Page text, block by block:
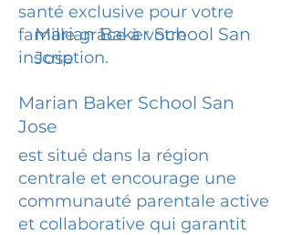
santé exclusive pour votre
famille grâce à votre
inscription.
Marian Baker School San
Jose
Marian Baker School San
Jose
est situé dans la région
centrale et encourage une
communauté parentale active
et collaborative qui garantit